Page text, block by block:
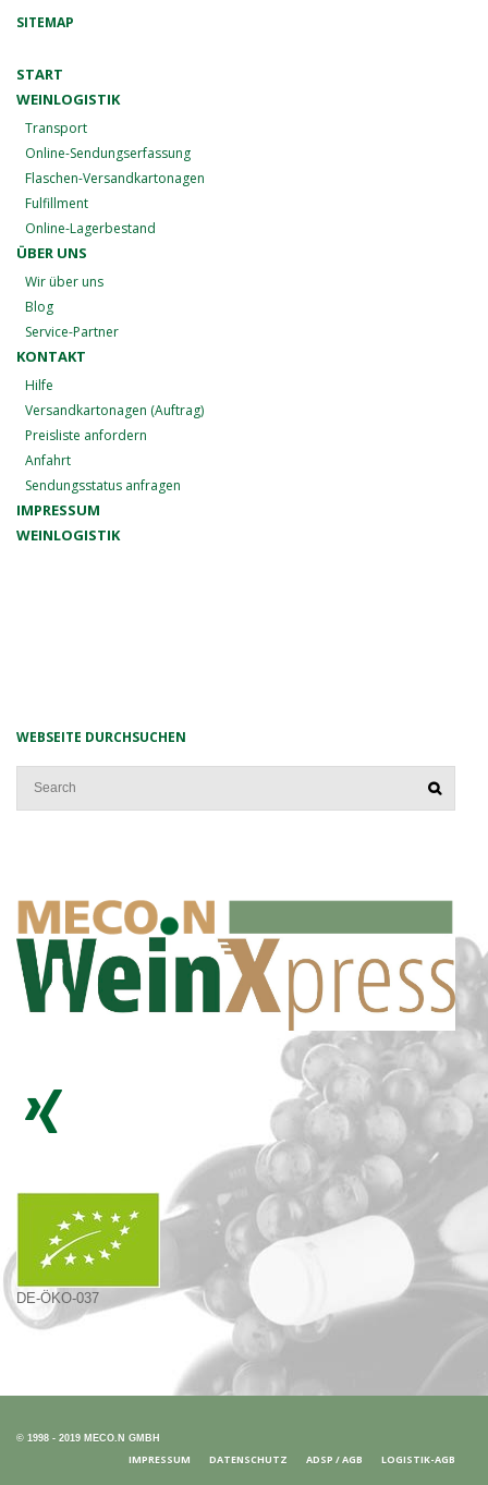
SITEMAP
START
WEINLOGISTIK
Transport
Online-Sendungserfassung
Flaschen-Versandkartonagen
Fulfillment
Online-Lagerbestand
ÜBER UNS
Wir über uns
Blog
Service-Partner
KONTAKT
Hilfe
Versandkartonagen (Auftrag)
Preisliste anfordern
Anfahrt
Sendungsstatus anfragen
IMPRESSUM
WEINLOGISTIK
WEBSEITE DURCHSUCHEN
DE-ÖKO-037
© 1998 - 2019 MECO.N GMBH
IMPRESSUM DATENSCHUTZ ADSP / AGB LOGISTIK-AGB